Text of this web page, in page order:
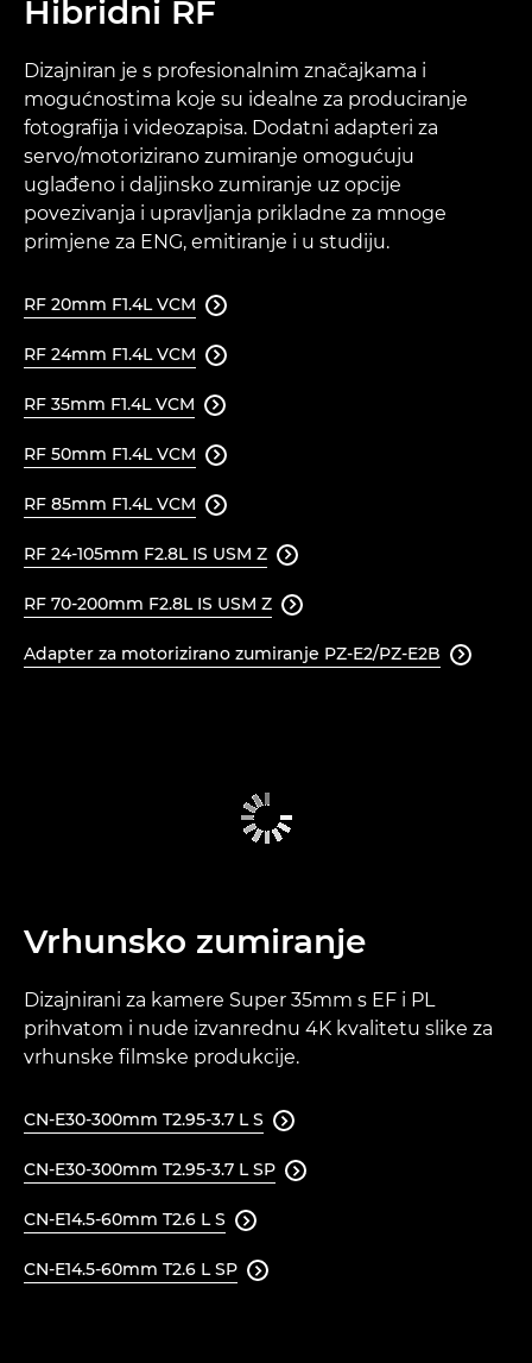
Hibridni RF
Dizajniran je s profesionalnim značajkama i
mogućnostima koje su idealne za produciranje
fotografija i videozapisa. Dodatni adapteri za
servo/motorizirano zumiranje omogućuju
uglađeno i daljinsko zumiranje uz opcije
povezivanja i upravljanja prikladne za mnoge
primjene za ENG, emitiranje i u studiju.
RF 20mm F1.4L VCM 
RF 24mm F1.4L VCM 
RF 35mm F1.4L VCM 
RF 50mm F1.4L VCM 
RF 85mm F1.4L VCM 
RF 24-105mm F2.8L IS USM Z 
RF 70-200mm F2.8L IS USM Z 
Adapter za motorizirano zumiranje PZ-E2/PZ-E2B 
Vrhunsko zumiranje
Dizajnirani za kamere Super 35mm s EF i PL
prihvatom i nude izvanrednu 4K kvalitetu slike za
vrhunske filmske produkcije.
CN-E30-300mm T2.95-3.7 L S 
CN-E30-300mm T2.95-3.7 L SP 
CN-E14.5-60mm T2.6 L S 
CN-E14.5-60mm T2.6 L SP 